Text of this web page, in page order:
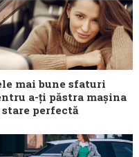
mai bune sfaturi
a-ți păstra mașina
perfectă